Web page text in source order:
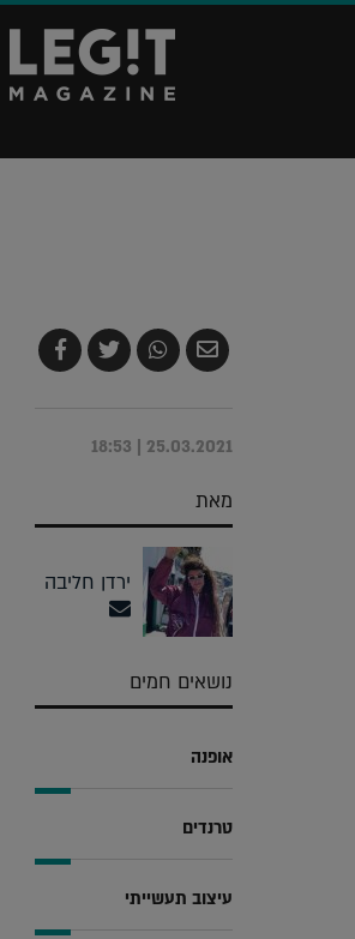
שלח
בדואר
שתף
ב-
צייץ
ב-
שתף
ב-
25.03.2021 | 18:53
מאת
ירדן חליבה
נושאים חמים
אופנה
טרנדים
עיצוב תעשייתי